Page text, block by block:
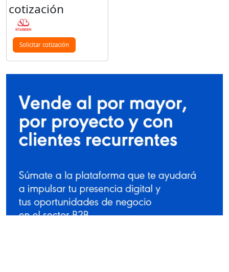
cotización
Solicitar cotización